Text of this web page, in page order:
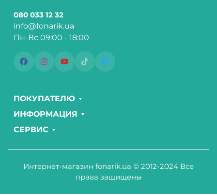
080 033 12 32
info@fonarik.ua
Пн-Вс 09:00 - 18:00
ПОКУПАТЕЛЮ
ИНФОРМАЦИЯ
СЕРВИС
Интернет-магазин fonarik.ua © 2012-2024 Все
права защищены